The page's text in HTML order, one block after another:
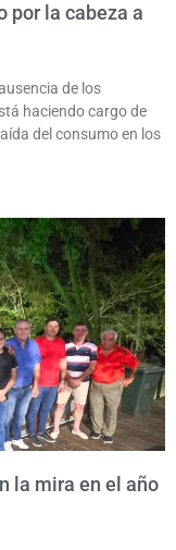
por la cabeza a
de los
haciendo cargo de
del consumo en los
la mira en el año